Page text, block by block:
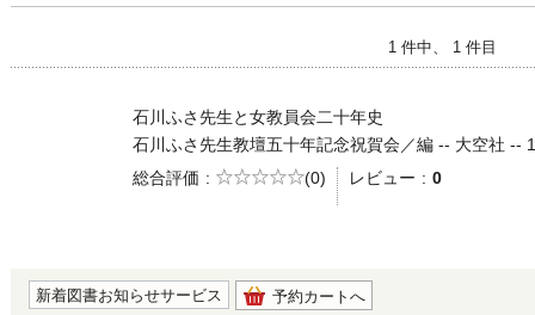
1 件中、 1 件目
石川ふさ先生と女教員会二十年史
石川ふさ先生教壇五十年記念祝賀会／編 -- 大空社 --
総合評価
5段階評価
(0) レビュー 0
新着図書お知らせサービス 予約カートへ